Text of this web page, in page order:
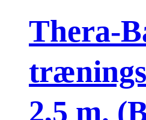
Thera-
2,5 m.